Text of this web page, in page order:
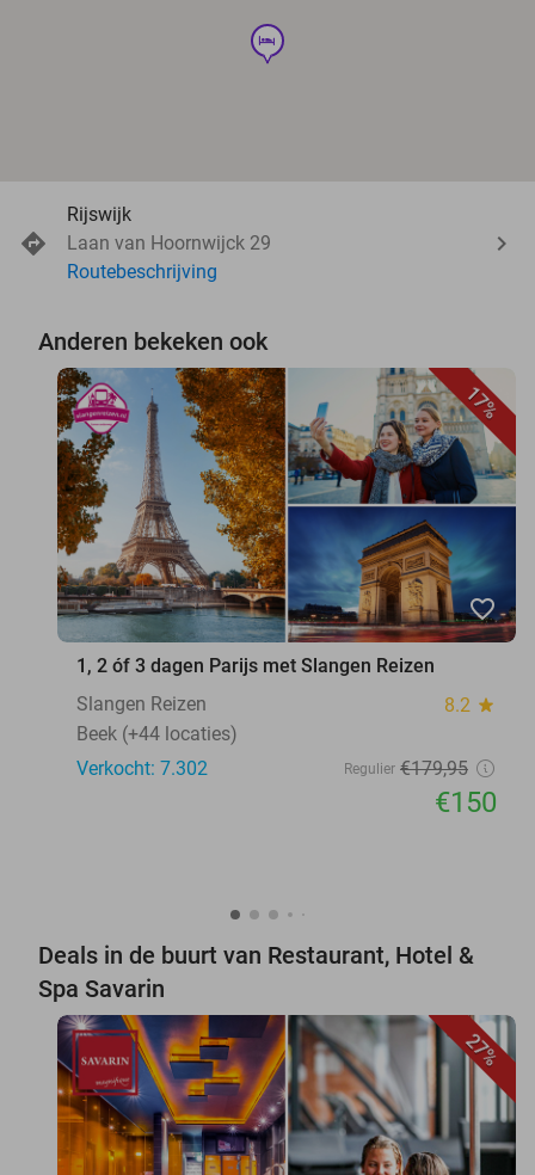
hotel
Rijswijk
Laan van Hoornwijck 29
Routebeschrijving
Anderen bekeken ook
17%
favorite_border
1, 2 óf 3 dagen Parijs met Slangen Reizen
Slangen Reizen
8.2 star
Beek (+44 locaties)
Verkocht: 7.302
Regulier €179,95
€150
Deals in de buurt van Restaurant, Hotel &
Spa Savarin
27%